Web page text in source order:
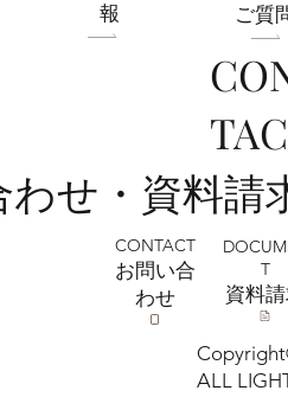
フォトウェディン
ト5選 撮影前にや
ォトスタジオミル
ALL
せ・資料請
CONTACT
お問い合
わせ
T
資料
報
ご質